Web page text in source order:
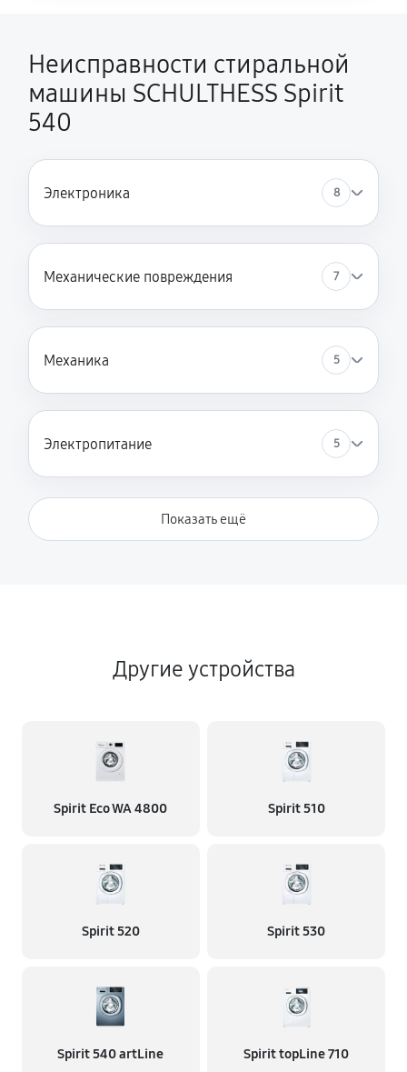
Замена шторок барабана
1580 руб 60 минут
Spirit 540
1580 руб
Замена заливного клапана
Неисправности стиральной
машины SCHULTHESS Spirit
540
Электроника 8
Механические повреждения 7
Механика 5
Электропитание 5
Показать ещё
Другие устройства
Spirit Eco WA 4800 Spirit 510
Spirit 520 Spirit 530
Spirit 540 artLine Spirit topLine 710